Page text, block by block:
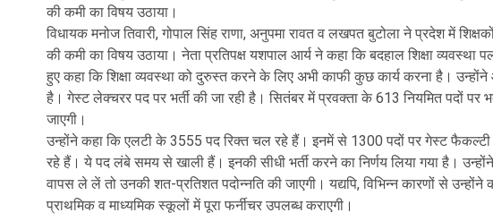
की कमी का विषय उठाया।
विधायक मनोज तिवारी, गोपाल सिंह राणा, अनुपमा रावत व लखपत बुटोला ने प्रदेश में
की कमी का विषय उठाया। नेता प्रतिपक्ष यशपाल आर्य ने कहा कि बदहाल शिक्षा व्यवस्था
हुए कहा कि शिक्षा व्यवस्था को दुरुस्त करने के लिए अभी काफी कुछ कार्य करना है।
है। गेस्ट लेक्चरर पद पर भर्ती की जा रही है। सितंबर में प्रवक्ता के 613 नियमित पदों पर
जाएगी।
उन्होंने कहा कि एलटी के 3555 पद रिक्त चल रहे हैं। इनमें से 1300 पदों पर गेस्ट फैकल्टी
रहे हैं। ये पद लंबे समय से खाली हैं। इनकी सीधी भर्ती करने का निर्णय लिया गया है।
वापस ले लें तो उनकी शत-प्रतिशत पदोन्नति की जाएगी। यद्यपि, विभिन्न कारणों से
प्राथमिक व माध्यमिक स्कूलों में पूरा फर्नीचर उपलब्ध कराएगी।